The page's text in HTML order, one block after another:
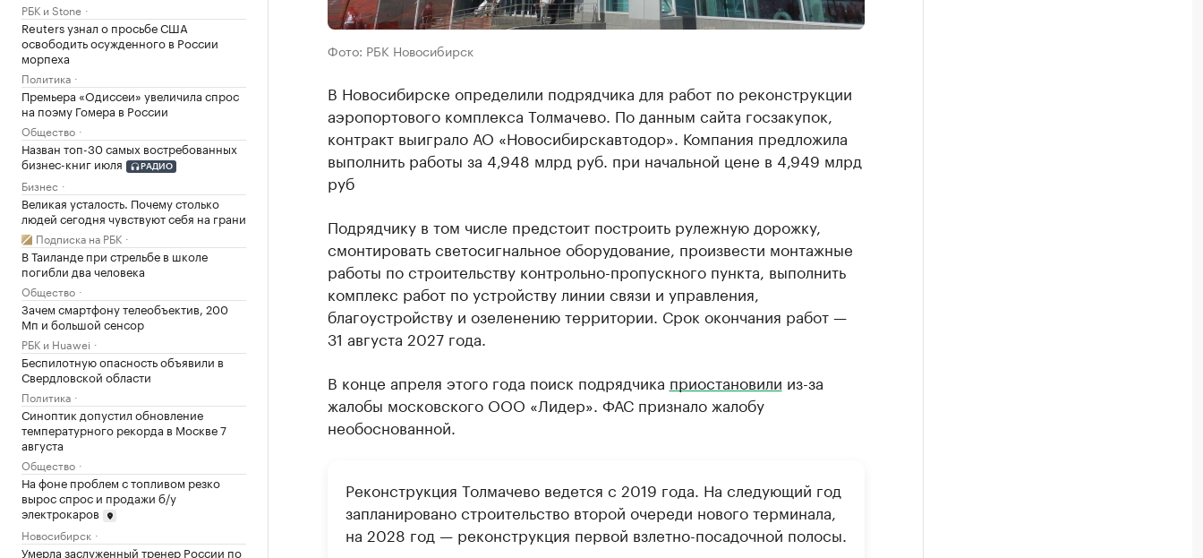
РБК и Stone
Reuters узнал о просьбе США
освободить осужденного в России
морпеха
Политика
Премьера «Одиссеи» увеличила спрос
на поэму Гомера в России
Общество
Назван топ-30 самых востребованных
бизнес-книг июля
РАДИО
Бизнес
Великая усталость. Почему столько
людей сегодня чувствуют себя на грани
Подписка на РБК
В Таиланде при стрельбе в школе
погибли два человека
Общество
Зачем смартфону телеобъектив, 200
Мп и большой сенсор
РБК и Huawei
Беспилотную опасность объявили в
Свердловской области
Политика
Синоптик допустил обновление
температурного рекорда в Москве 7
августа
Общество
На фоне проблем с топливом резко
вырос спрос и продажи б/у
электрокаров
Новосибирск
Умерла заслуженный тренер России по
Фото: РБК Новосибирск
В Новосибирске определили подрядчика для работ по реконструкции
аэропортового комплекса Толмачево. По данным сайта госзакупок,
контракт выиграло АО «Новосибирскавтодор». Компания предложила
выполнить работы за 4,948 млрд руб. при начальной цене в 4,949 млрд
руб
Подрядчику в том числе предстоит построить рулежную дорожку,
смонтировать светосигнальное оборудование, произвести монтажные
работы по строительству контрольно-пропускного пункта, выполнить
комплекс работ по устройству линии связи и управления,
благоустройству и озеленению территории. Срок окончания работ —
31 августа 2027 года.
В конце апреля этого года поиск подрядчика приостановили из-за
жалобы московского ООО «Лидер». ФАС признало жалобу
необоснованной.
Реконструкция Толмачево ведется с 2019 года. На следующий год
запланировано строительство второй очереди нового терминала,
на 2028 год — реконструкция первой взлетно-посадочной полосы.